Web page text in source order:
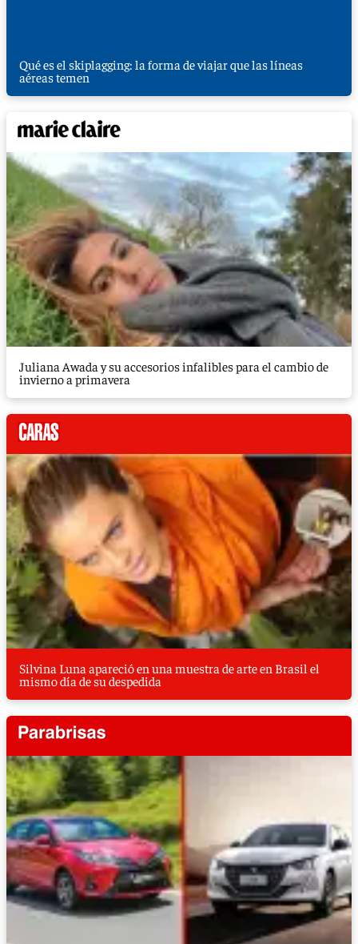
Qué es el skiplagging: la forma de viajar que las líneas
aéreas temen
Juliana Awada y su accesorios infalibles para el cambio de
invierno a primavera
Silvina Luna apareció en una muestra de arte en Brasil el
mismo día de su despedida